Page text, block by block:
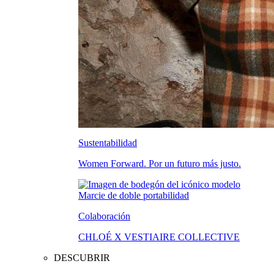
Sustentabilidad
Women Forward. Por un futuro más justo.
Colaboración
CHLOÉ X VESTIAIRE COLLECTIVE
DESCUBRIR